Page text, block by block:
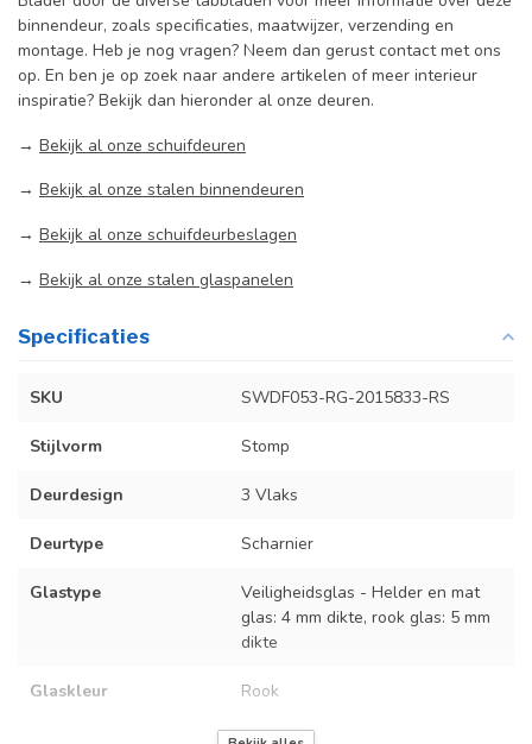
binnendeur, zoals specificaties, maatwijzer, verzending en
montage. Heb je nog vragen? Neem dan gerust contact met ons
op. En ben je op zoek naar andere artikelen of meer interieur
inspiratie? Bekijk dan hieronder al onze deuren.
→ Bekijk al onze schuifdeuren
→ Bekijk al onze stalen binnendeuren
→ Bekijk al onze schuifdeurbeslagen
→ Bekijk al onze stalen glaspanelen
Specificaties
SKU SWDF053-RG-2015833-RS
Stijlvorm Stomp
Deurdesign 3 Vlaks
Deurtype Scharnier
Glastype
Veiligheidsglas - Helder en mat
glas: 4 mm dikte, rook glas: 5 mm
dikte
Glaskleur Rook